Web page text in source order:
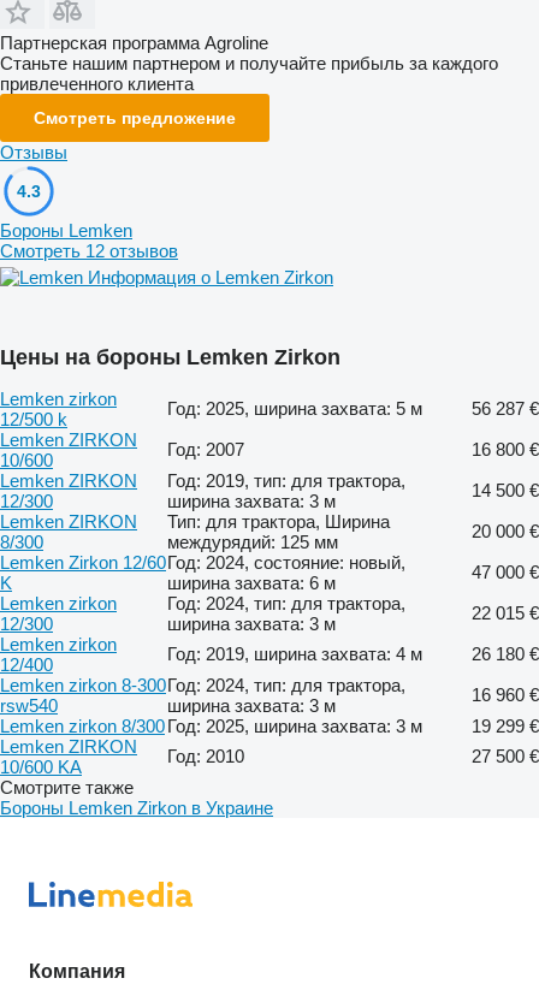
Партнерская программа Agroline
Станьте нашим партнером и получайте прибыль за каждого
привлеченного клиента
Смотреть предложение
Отзывы
4.3
Бороны Lemken
Смотреть 12 отзывов
Информация о Lemken Zirkon
Цены на бороны Lemken Zirkon
Lemken zirkon
12/500 k
Год: 2025, ширина захвата: 5 м
56 287 €
Lemken ZIRKON
10/600
Год: 2007
16 800 €
Lemken ZIRKON
12/300
Год: 2019, тип: для трактора,
ширина захвата: 3 м
14 500 €
Lemken ZIRKON
8/300
Тип: для трактора, Ширина
междурядий: 125 мм
20 000 €
Lemken Zirkon 12/60
K
Год: 2024, состояние: новый,
ширина захвата: 6 м
47 000 €
Lemken zirkon
12/300
Год: 2024, тип: для трактора,
ширина захвата: 3 м
22 015 €
Lemken zirkon
12/400
Год: 2019, ширина захвата: 4 м
26 180 €
Lemken zirkon 8-300
rsw540
Год: 2024, тип: для трактора,
ширина захвата: 3 м
16 960 €
Lemken zirkon 8/300Год: 2025, ширина захвата: 3 м
19 299 €
Lemken ZIRKON
10/600 KA
Год: 2010
27 500 €
Смотрите также
Бороны Lemken Zirkon в Украине
Компания